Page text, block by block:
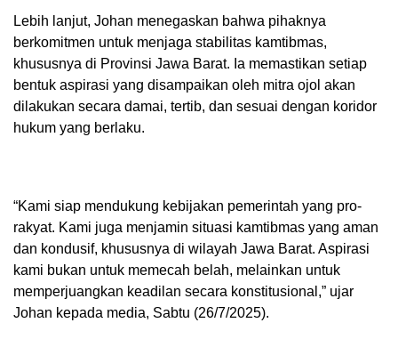
Lebih lanjut, Johan menegaskan bahwa pihaknya
berkomitmen untuk menjaga stabilitas kamtibmas,
khususnya di Provinsi Jawa Barat. Ia memastikan setiap
bentuk aspirasi yang disampaikan oleh mitra ojol akan
dilakukan secara damai, tertib, dan sesuai dengan koridor
hukum yang berlaku.
“Kami siap mendukung kebijakan pemerintah yang pro-
rakyat. Kami juga menjamin situasi kamtibmas yang aman
dan kondusif, khususnya di wilayah Jawa Barat. Aspirasi
kami bukan untuk memecah belah, melainkan untuk
memperjuangkan keadilan secara konstitusional,” ujar
Johan kepada media, Sabtu (26/7/2025).